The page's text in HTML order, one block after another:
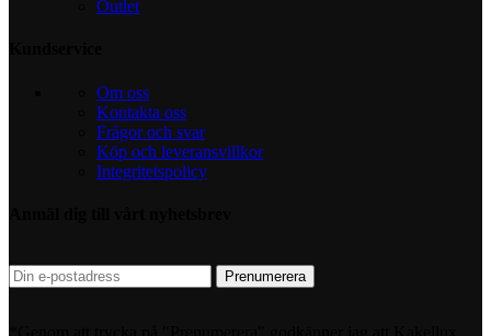
Outlet
Om oss
Kontakta oss
Frågor och svar
Köp och leveransvillkor
Integritetspolicy